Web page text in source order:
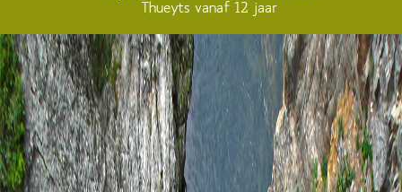
Thueyts vanaf 12 jaar